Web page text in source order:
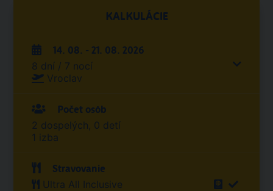
KALKULÁCIE
14. 08. - 21. 08. 2026
8 dní / 7 nocí
Vroclav
Počet osôb
2 dospelých, 0 detí
1 izba
Stravovanie
Ultra All Inclusive